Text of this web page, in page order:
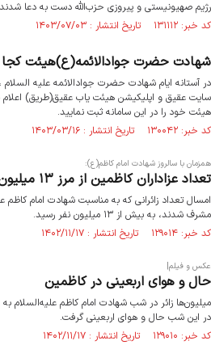
رژیم صهیونیستی و پیروزی حزب‌الله دست به دعا
کد خبر: ۱۳۱۱۱۲ تاریخ انتشار : ۱۴۰۳/۰۷/۰۳
شهادت حضرت جوادالائمه(ع)هیئت کجا
در آستانه ایام شهادت حضرت جوادالائمه علیه
سایت عقیق و اپلیکیشن هیئت یاب عقیق(طریق) اعلام
هیئت خود را در این سامانه ثبت نمایید.
کد خبر: ۱۳۰۰۴۲ تاریخ انتشار : ۱۴۰۳/۰۳/۱۶
همزمان با سالروز شهادت امام کاظم(ع):
تعداد عزاداران کاظمین از مرز ۱۳ میلیون نفر گذشت
امسال تعداد زائرانی که به مناسبت شهادت امام کاظم
مشرف شدند، به بیش از ۱۳ میلیون نفر رسید.
کد خبر: ۱۲۹۰۱۴ تاریخ انتشار : ۱۴۰۲/۱۱/۱۷
عکس و فیلم|
حال و هوای اربعینی در کاظمین
میلیون‌ها زائر در شب شهادت امام کاظم
در این شب حال و هوای اربعینی گرفت.
کد خبر: ۱۲۹۰۱۰ تاریخ انتشار : ۱۴۰۲/۱۱/۱۷